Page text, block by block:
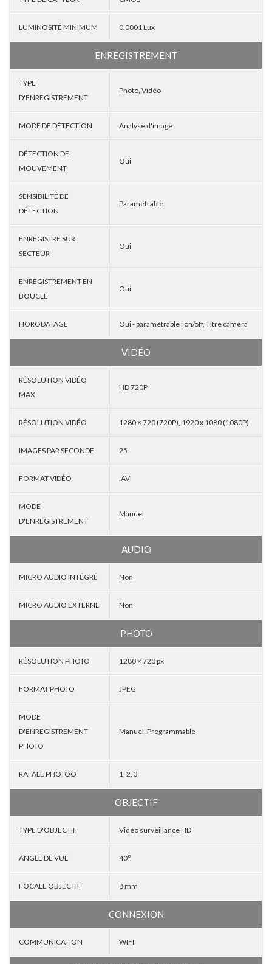
LUMINOSITÉ MINIMUM 0.0001 Lux
ENREGISTREMENT
TYPE
D'ENREGISTREMENT
Photo, Vidéo
MODE DE DÉTECTION Analyse d'image
DÉTECTION DE
MOUVEMENT
Oui
SENSIBILITÉ DE
DÉTECTION
Paramétrable
ENREGISTRE SUR
SECTEUR
Oui
ENREGISTREMENT EN
BOUCLE
Oui
HORODATAGE Oui - paramétrable : on/off, Titre caméra
VIDÉO
RÉSOLUTION VIDÉO
MAX
HD 720P
RÉSOLUTION VIDÉO 1280 × 720 (720P), 1920 x 1080 (1080P)
IMAGES PAR SECONDE 25
FORMAT VIDÉO .AVI
MODE
D'ENREGISTREMENT
Manuel
AUDIO
MICRO AUDIO INTÉGRÉ Non
MICRO AUDIO EXTERNE Non
PHOTO
RÉSOLUTION PHOTO 1280 × 720 px
FORMAT PHOTO JPEG
MODE
D'ENREGISTREMENT
PHOTO
Manuel, Programmable
RAFALE PHOTOO 1, 2, 3
OBJECTIF
TYPE D'OBJECTIF Vidéo surveillance HD
ANGLE DE VUE 40°
FOCALE OBJECTIF 8 mm
CONNEXION
COMMUNICATION WIFI